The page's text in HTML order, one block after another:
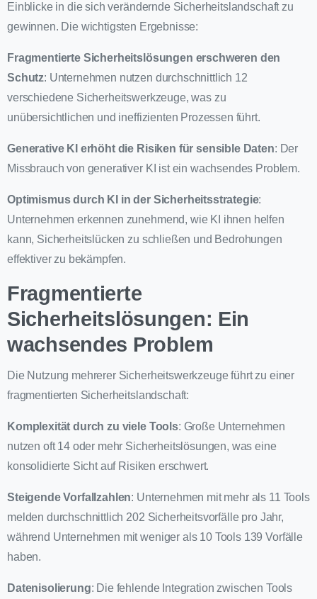
Einblicke in die sich verändernde Sicherheitslandschaft zu
gewinnen. Die wichtigsten Ergebnisse:
Fragmentierte Sicherheitslösungen erschweren den
Schutz: Unternehmen nutzen durchschnittlich 12
verschiedene Sicherheitswerkzeuge, was zu
unübersichtlichen und ineffizienten Prozessen führt.
Generative KI erhöht die Risiken für sensible Daten: Der
Missbrauch von generativer KI ist ein wachsendes Problem.
Optimismus durch KI in der Sicherheitsstrategie:
Unternehmen erkennen zunehmend, wie KI ihnen helfen
kann, Sicherheitslücken zu schließen und Bedrohungen
effektiver zu bekämpfen.
Fragmentierte
Sicherheitslösungen: Ein
wachsendes Problem
Die Nutzung mehrerer Sicherheitswerkzeuge führt zu einer
fragmentierten Sicherheitslandschaft:
Komplexität durch zu viele Tools: Große Unternehmen
nutzen oft 14 oder mehr Sicherheitslösungen, was eine
konsolidierte Sicht auf Risiken erschwert.
Steigende Vorfallzahlen: Unternehmen mit mehr als 11 Tools
melden durchschnittlich 202 Sicherheitsvorfälle pro Jahr,
während Unternehmen mit weniger als 10 Tools 139 Vorfälle
haben.
Datenisolierung: Die fehlende Integration zwischen Tools